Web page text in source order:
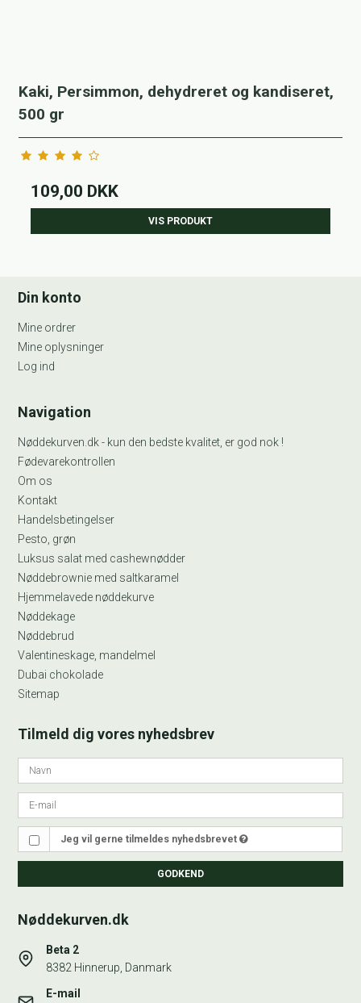
Kaki, Persimmon, dehydreret og kandiseret,
500 gr
109,00 DKK
VIS PRODUKT
Din konto
Mine ordrer
Mine oplysninger
Log ind
Navigation
Nøddekurven.dk - kun den bedste kvalitet, er god nok !
Fødevarekontrollen
Om os
Kontakt
Handelsbetingelser
Pesto, grøn
Luksus salat med cashewnødder
Nøddebrownie med saltkaramel
Hjemmelavede nøddekurve
Nøddekage
Nøddebrud
Valentineskage, mandelmel
Dubai chokolade
Sitemap
Tilmeld dig vores nyhedsbrev
Jeg vil gerne tilmeldes nyhedsbrevet
GODKEND
Nøddekurven.dk
Beta 2
8382 Hinnerup, Danmark
E-mail